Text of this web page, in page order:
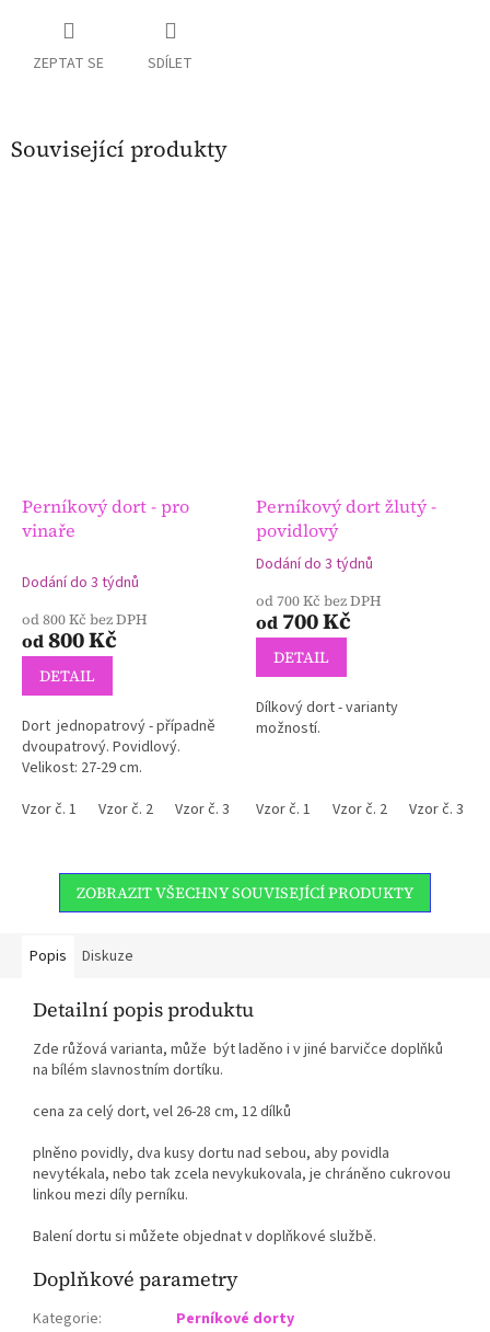
ZEPTAT SE SDÍLET
Související produkty
Perníkový dort - pro
vinaře
Dodání do 3 týdnů
od 800 Kč bez DPH
od800 Kč
DETAIL
Dort jednopatrový - případně
dvoupatrový. Povidlový.
Velikost: 27-29 cm.
Vzor č. 1
Vzor č. 2 Vzor č. 3
Perníkový dort žlutý -
povidlový
Průměrné
produktu
je
5,0
hvězdiček.
Dodání do 3 týdnů
od 700 Kč bez DPH
od 700 Kč
DETAIL
Dílkový dort - varianty
možností.
Vzor č. 1 Vzor č. 2 Vzor č. 3
ZOBRAZIT VŠECHNY SOUVISEJÍCÍ PRODUKTY
Popis Diskuze
Detailní popis produktu
Zde růžová varianta, může být laděno i v jiné barvičce doplňků
na bílém slavnostním dortíku.
cena za celý dort, vel 26-28 cm, 12 dílků
plněno povidly, dva kusy dortu nad sebou, aby povidla
nevytékala, nebo tak zcela nevykukovala, je chráněno cukrovou
linkou mezi díly perníku.
Balení dortu si můžete objednat v doplňkové službě.
Doplňkové parametry
Kategorie:
Perníkové dorty